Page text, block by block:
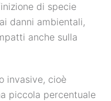
di specie
danni ambientali,
anche sulla
invasive, cioè
piccola percentuale